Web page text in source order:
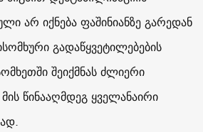
არ იქნება ფაშინიანზე გარედან
გადაწყვეტილებების
შეიქმნას ძლიერი
წინააღმდეგ ყველანაირი